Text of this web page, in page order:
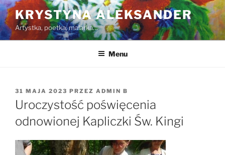
Przejdź
do
treści
KRYSTYNA ALEKSANDER
Artystka, poetka, malarka…
Menu
OPUBLIKOWANE
W
31 MAJA 2023 PRZEZ ADMIN B
Uroczystość poświęcenia
odnowionej Kapliczki Św. Kingi